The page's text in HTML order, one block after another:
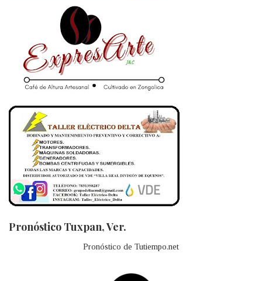
Pronóstico Tuxpan, Ver.
Pronóstico de Tutiempo.net